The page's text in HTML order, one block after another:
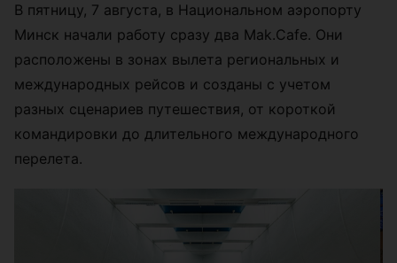
В пятницу, 7 августа, в Национальном аэропорту
Минск начали работу сразу два Mak.Cafe. Они
расположены в зонах вылета региональных и
международных рейсов и созданы с учетом
разных сценариев путешествия, от короткой
командировки до длительного международного
перелета.